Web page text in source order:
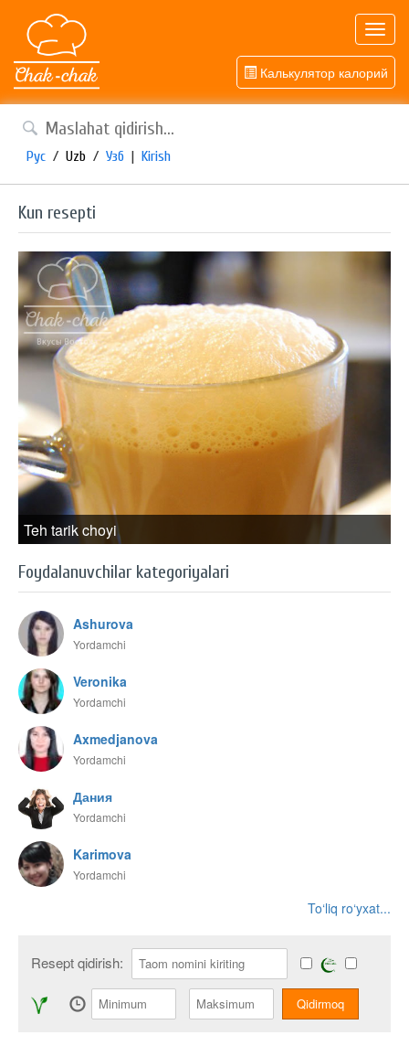
Калькулятор калорий
Рус / Uzb / Узб | Kirish
Kun resepti
Teh tarik choyi
Foydalanuvchilar kategoriyalari
Ashurova
Yordamchi
Veronika
Yordamchi
Axmedjanova
Yordamchi
Дания
Yordamchi
Karimova
Yordamchi
To‘liq ro‘yxat...
Resept qidirish: